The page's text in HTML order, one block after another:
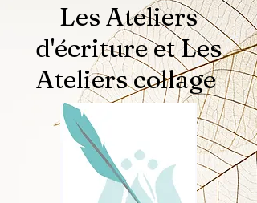
Les Ateliers
d'écriture et Les
Ateliers collage